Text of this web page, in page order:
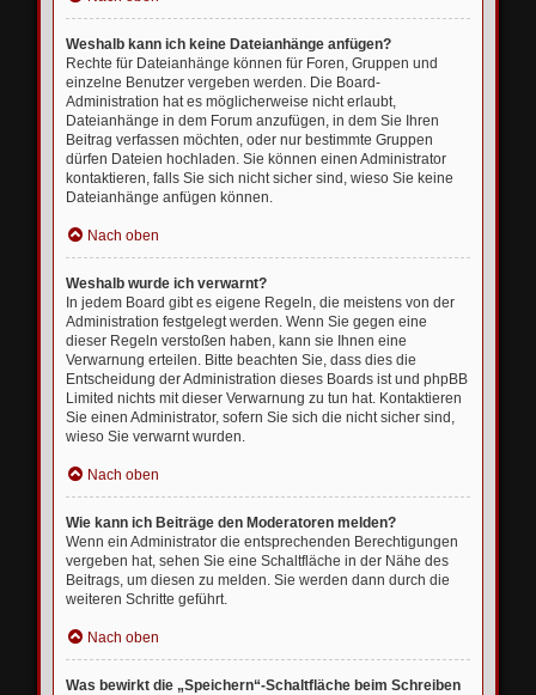
Weshalb kann ich keine Dateianhänge anfügen?
Rechte für Dateianhänge können für Foren, Gruppen und
einzelne Benutzer vergeben werden. Die Board-
Administration hat es möglicherweise nicht erlaubt,
Dateianhänge in dem Forum anzufügen, in dem Sie Ihren
Beitrag verfassen möchten, oder nur bestimmte Gruppen
dürfen Dateien hochladen. Sie können einen Administrator
kontaktieren, falls Sie sich nicht sicher sind, wieso Sie keine
Dateianhänge anfügen können.
Nach oben
Weshalb wurde ich verwarnt?
In jedem Board gibt es eigene Regeln, die meistens von der
Administration festgelegt werden. Wenn Sie gegen eine
dieser Regeln verstoßen haben, kann sie Ihnen eine
Verwarnung erteilen. Bitte beachten Sie, dass dies die
Entscheidung der Administration dieses Boards ist und phpBB
Limited nichts mit dieser Verwarnung zu tun hat. Kontaktieren
Sie einen Administrator, sofern Sie sich die nicht sicher sind,
wieso Sie verwarnt wurden.
Nach oben
Wie kann ich Beiträge den Moderatoren melden?
Wenn ein Administrator die entsprechenden Berechtigungen
vergeben hat, sehen Sie eine Schaltfläche in der Nähe des
Beitrags, um diesen zu melden. Sie werden dann durch die
weiteren Schritte geführt.
Nach oben
Was bewirkt die „Speichern“-Schaltfläche beim Schreiben